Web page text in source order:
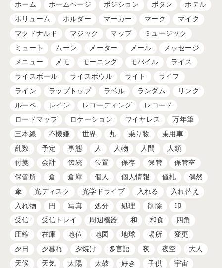
ホーム
ホームページ ポジション ボタン
ホテル
ボリューム
ホルダー マーカー マーク
マイク
マクドナルド
マジック マップ
ミュージック
ミュート
ムーン メーター メール
メッセージ
メニュー
メモ モーニング モバイル
ライス
ライスボール
ライスボウル ライト
ライフ
ライン
ラップトップ ラベル ランダム
リング
ルーペ
レイン レコーディング
レコード
ロードマップ
ロケーション ワイヤレス
万年筆
三本線
不機嫌 世界 丸 乗り物
乗用車
乱数
予定 事態 人 人物 人間
人類
付箋
会計 伝統 位置 保存 保管
保管室
保管所
倉 倉庫 個人 個人情報 値札
偶然
傘
光ディスク 光学ドライブ 入れる
入れ替え
入れ物
円 写真 処分 処理 削除
印
受信
受信トレイ 周辺機器 和 和食
四角
圧縮
在庫 地位 地図 地球 場所
変更
夕日
夕暮れ 夕焼け 多言語 夜 夜空
大人
天候
天気 太陽 太鼓 好き 子供
宇宙